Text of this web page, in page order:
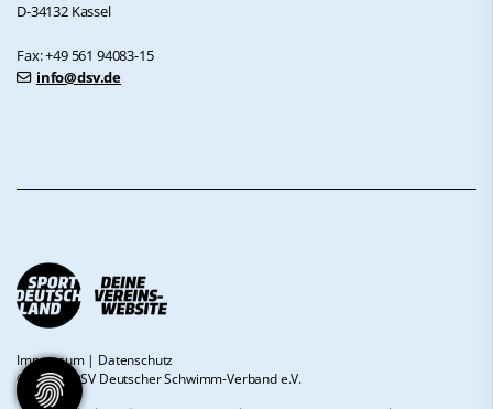
D-34132 Kassel
Fax: +49 561 94083-15
info@dsv.de
Impressum| Datenschutz
© 2026 - DSV Deutscher Schwimm-Verband e.V.